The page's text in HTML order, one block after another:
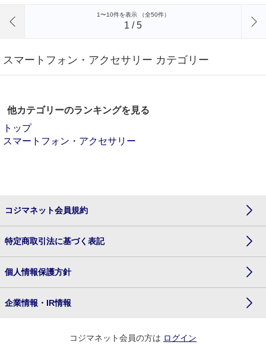
1〜10件を表示 （全50件）
1 /5
スマートフォン・アクセサリー カテゴリー
他カテゴリーのランキングを見る
トップ
スマートフォン・アクセサリー
コジマネット会員規約
特定商取引法に基づく表記
個人情報保護方針
企業情報・IR情報
コジマネット会員の方は ログイン